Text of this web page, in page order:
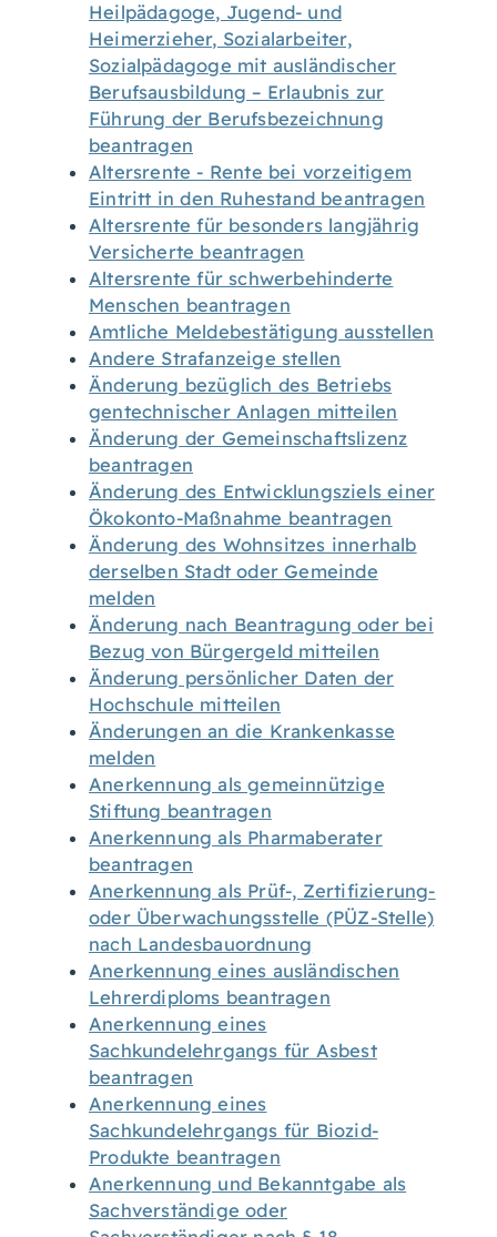
Heilpädagoge, Jugend- und
Heimerzieher, Sozialarbeiter,
Sozialpädagoge mit ausländischer
Berufsausbildung – Erlaubnis zur
Führung der Berufsbezeichnung
beantragen
Altersrente - Rente bei vorzeitigem
Eintritt in den Ruhestand beantragen
Altersrente für besonders langjährig
Versicherte beantragen
Altersrente für schwerbehinderte
Menschen beantragen
Amtliche Meldebestätigung ausstellen
Andere Strafanzeige stellen
Änderung bezüglich des Betriebs
gentechnischer Anlagen mitteilen
Änderung der Gemeinschaftslizenz
beantragen
Änderung des Entwicklungsziels einer
Ökokonto-Maßnahme beantragen
Änderung des Wohnsitzes innerhalb
derselben Stadt oder Gemeinde
melden
Änderung nach Beantragung oder bei
Bezug von Bürgergeld mitteilen
Änderung persönlicher Daten der
Hochschule mitteilen
Änderungen an die Krankenkasse
melden
Anerkennung als gemeinnützige
Stiftung beantragen
Anerkennung als Pharmaberater
beantragen
Anerkennung als Prüf-, Zertifizierung-
oder Überwachungsstelle (PÜZ-Stelle)
nach Landesbauordnung
Anerkennung eines ausländischen
Lehrerdiploms beantragen
Anerkennung eines
Sachkundelehrgangs für Asbest
beantragen
Anerkennung eines
Sachkundelehrgangs für Biozid-
Produkte beantragen
Anerkennung und Bekanntgabe als
Sachverständige oder